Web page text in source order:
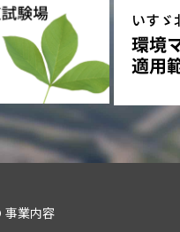
事業内容